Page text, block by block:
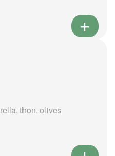
thon, olives